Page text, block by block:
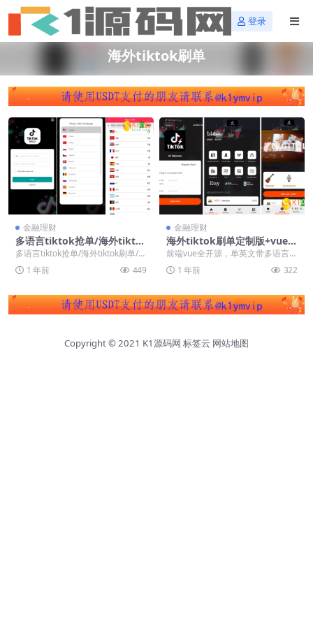
登录
海外tiktok刷单
金融理财
多语言tiktok抢单/海外tikto
k刷单/分组/打针/前端vue后
端thinkphp【海外多语言tikt
ok刷单源码】
多语言tiktok抢单/海外tiktok刷单/分
组/打针/前端vue后端thin...
1 年前 449
金融理财
海外tiktok刷单定制版+vue全
开源海外抢单源码+连单+十三
国语言包
前端vue全开源，单英文带多语言
包，后台带连单设置
1 年前 322
Copyright © 2021 K1源码网 标签云 网站地图